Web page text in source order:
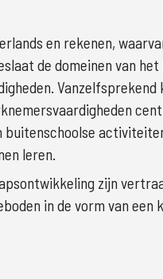
en rekenen,
de domeinen van het
leren.
zijn
in de vorm van een